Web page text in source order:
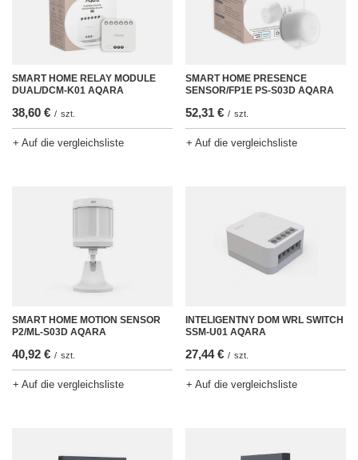
SMART HOME RELAY MODULE
DUAL/DCM-K01 AQARA
38,60 € / szt.
+ Auf die vergleichsliste
SMART HOME PRESENCE
SENSOR/FP1E PS-S03D AQARA
52,31 € / szt.
+ Auf die vergleichsliste
SMART HOME MOTION SENSOR
P2/ML-S03D AQARA
40,92 € / szt.
+ Auf die vergleichsliste
INTELIGENTNY DOM WRL SWITCH
SSM-U01 AQARA
27,44 € / szt.
+ Auf die vergleichsliste